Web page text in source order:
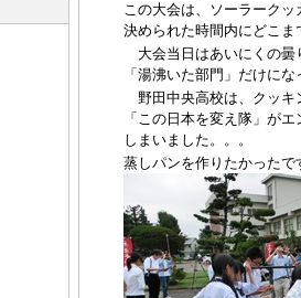
この大会は、ソーラーク
決められた時間内にどこま
大会当日はあいにくの曇
「湯沸いた部門」だけにな
野田中央高校は、クッキ
「この日本を変え隊」が
しまいました。。。
蒸しパンを作りたかった